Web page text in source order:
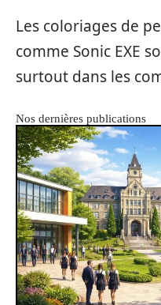
Les coloriages de
comme Sonic EXE
surtout dans les
Nos dernières publications